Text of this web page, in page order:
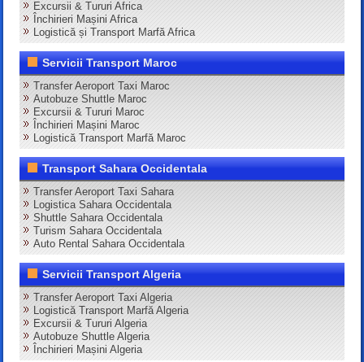
Excursii & Tururi Africa
Închirieri Mașini Africa
Logistică și Transport Marfă Africa
Servicii Transport Maroc
Transfer Aeroport Taxi Maroc
Autobuze Shuttle Maroc
Excursii & Tururi Maroc
Închirieri Mașini Maroc
Logistică Transport Marfă Maroc
Transport Sahara Occidentala
Transfer Aeroport Taxi Sahara
Logistica Sahara Occidentala
Shuttle Sahara Occidentala
Turism Sahara Occidentala
Auto Rental Sahara Occidentala
Servicii Transport Algeria
Transfer Aeroport Taxi Algeria
Logistică Transport Marfă Algeria
Excursii & Tururi Algeria
Autobuze Shuttle Algeria
Închirieri Mașini Algeria